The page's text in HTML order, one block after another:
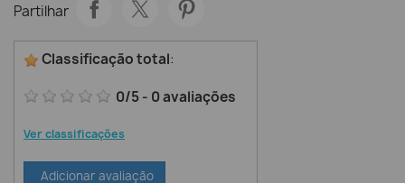
Partilhar
Classificação total:
0/5- 0avaliações
Ver classificações
Adicionar avaliação